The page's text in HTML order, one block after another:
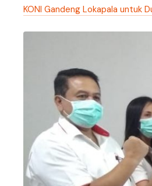
KONI Gandeng Lokapala untuk